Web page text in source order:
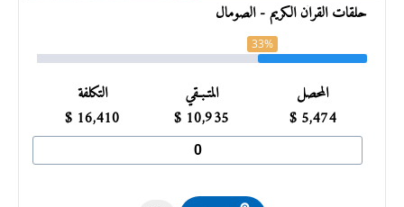
حلقات القرآن الكريم - الصومال
33%
المحصل
5,474
$
المتـبـقي
10,935
$
التكلفة
16,410
$